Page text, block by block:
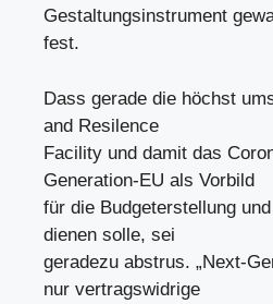
Gestaltungsinstrument
fest.
Dass gerade die höchst
and Resilence
Facility und damit das
Generation-EU als Vorbild
für die Budgeterstellung
dienen solle, sei
geradezu abstrus. „Next-
nur vertragswidrige